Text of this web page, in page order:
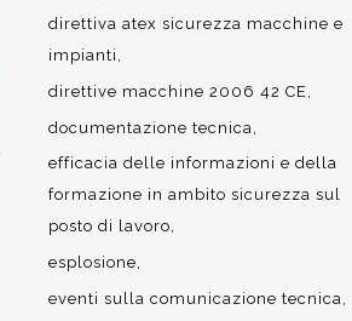
direttiva atex sicurezza macchine e
impianti
direttive macchine 2006 42 CE
documentazione tecnica
efficacia delle informazioni e della
formazione in ambito sicurezza sul
posto di lavoro
esplosione
eventi sulla comunicazione tecnica